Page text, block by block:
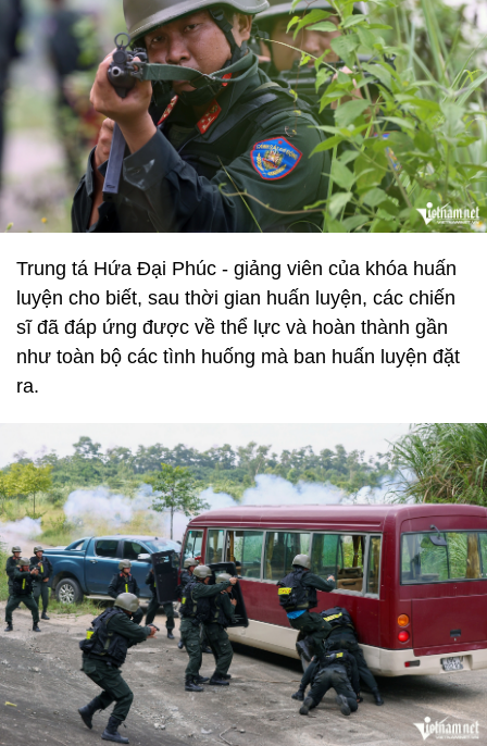
Trung tá Hứa Đại Phúc - giảng viên của khóa huấn
luyện cho biết, sau thời gian huấn luyện, các chiến
sĩ đã đáp ứng được về thể lực và hoàn thành gần
như toàn bộ các tình huống mà ban huấn luyện đặt
ra.